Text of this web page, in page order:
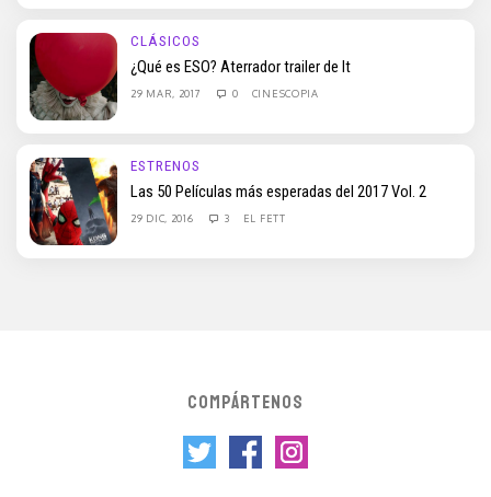
CLÁSICOS
¿Qué es ESO? Aterrador trailer de It
29 MAR, 2017 0 CINESCOPIA
ESTRENOS
Las 50 Películas más esperadas del 2017 Vol. 2
29 DIC, 2016 3 EL FETT
COMPÁRTENOS